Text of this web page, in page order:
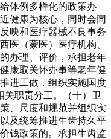
体例多样化的政策办
健康为核心，同时会同
映和医疗器械不良事务
医（蒙医）医疗机构、
办理、评价，承担老年
康取关怀办事等老年健
进工做，组织实施国度
关职责分工。（十）卫
、尺度和规范并组织实
及统筹推进生齿持久平
钱政策的。承担生齿监